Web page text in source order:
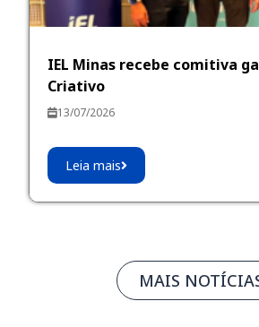
IEL Minas recebe comitiva
Criativo
13/07/2026
Leia mais
MAIS